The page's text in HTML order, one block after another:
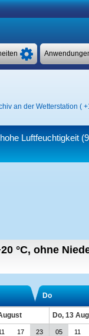
an der Wetterstation (
Luftfeuchtigkeit
°C, ohne
Do
Do, 13
17 23 05 11